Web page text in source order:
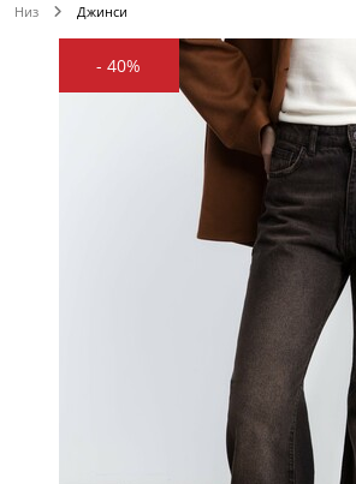
Низ Джинси
-40%